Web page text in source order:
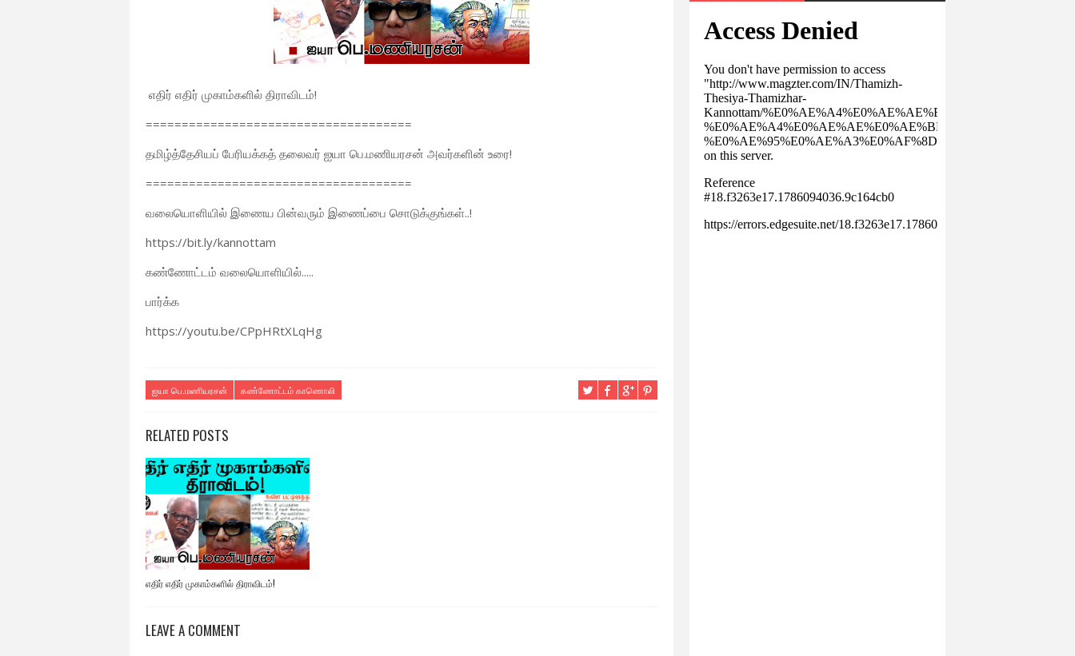
எதிர் எதிர் முகாம்களில் திராவிடம்!
=====================================
தமிழ்த்தேசியப் பேரியக்கத் தலைவர் ஐயா பெ.மணியரசன் அவர்களின் உரை!
=====================================
வலையொளியில் இணைய பின்வரும் இணைப்பை சொடுக்குங்கள்..!
https://bit.ly/kannottam
கண்ணோட்டம் வலையொளியில்.....
பார்க்க
https://youtu.be/CPpHRtXLqHg
ஐயா பெ.மணியரசன் கண்ணோட்டம் காணொலி
RELATED POSTS
எதிர் எதிர் முகாம்களில் திராவிடம்!
LEAVE A COMMENT